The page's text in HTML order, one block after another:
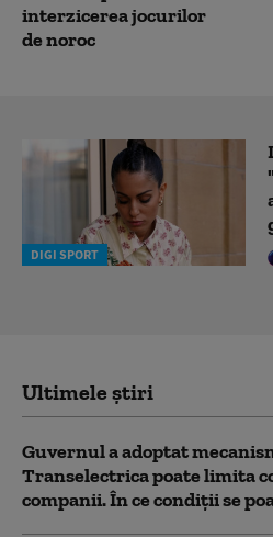
interzicerea jocurilor
de noroc
DIGI SPORT
Ultimele știri
Guvernul a adoptat
Transelectrica poate limita
companii. În ce condiții se